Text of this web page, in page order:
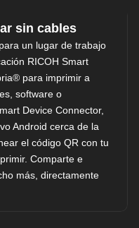
sin cables
un lugar de trabajo
RICOH Smart
para imprimir a
software o
Device Connector,
Android cerca de la
el código QR con tu
Comparte e
más, directamente